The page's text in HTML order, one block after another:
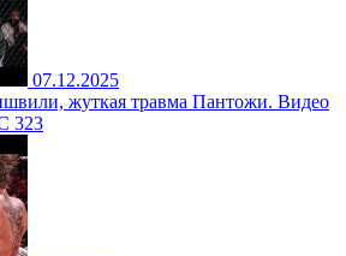
07.12.2025
жуткая травма Пантожи. Видео
323